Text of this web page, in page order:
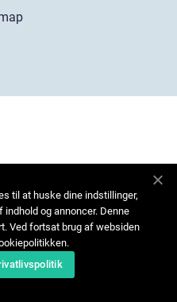
til at huske dine indstillinger,
og annoncer. Denne
Ved fortsat brug af websiden